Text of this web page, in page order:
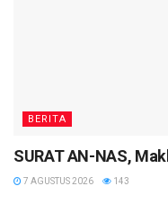
BERITA
SURAT AN-NAS,
7 AGUSTUS 2026 143